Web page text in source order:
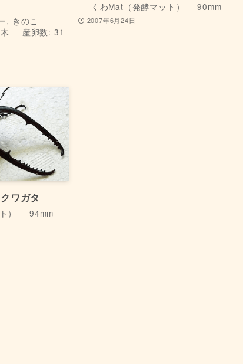
, きのこ
産卵数: 31
くわMat（発酵マット） 90mm
2007年6月24日
ワガタ
） 94mm